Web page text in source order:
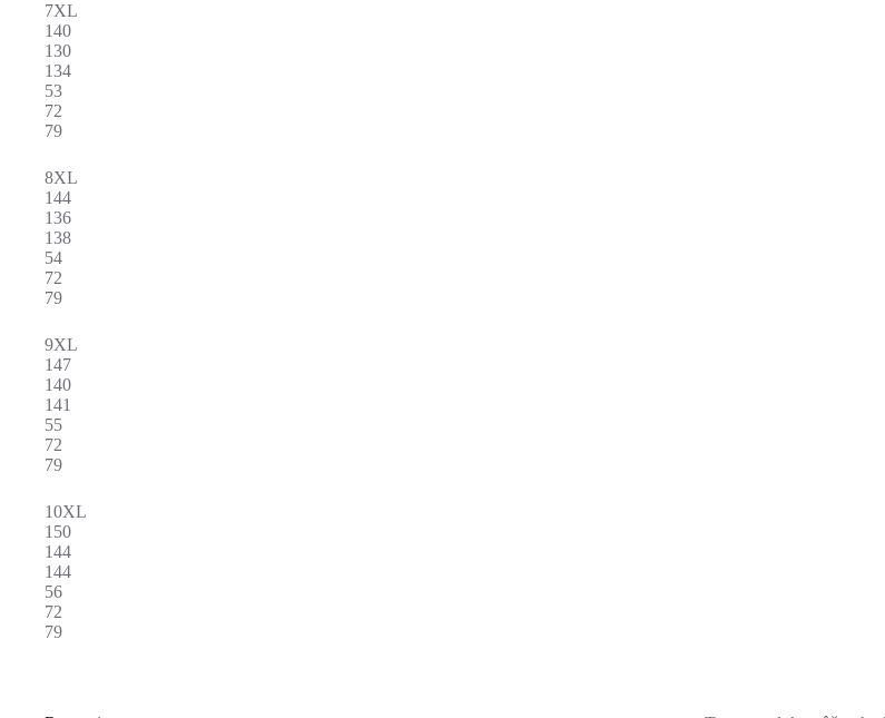
7XL
140
130
134
53
72
79
8XL
144
136
138
54
72
79
9XL
147
140
141
55
72
79
10XL
150
144
144
56
72
79